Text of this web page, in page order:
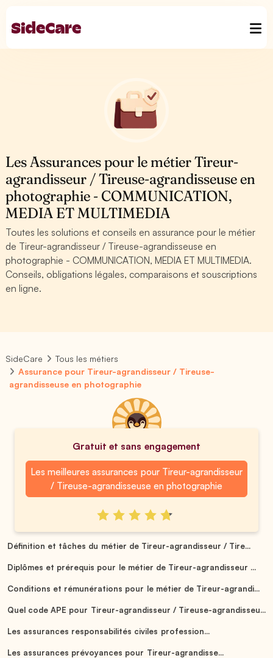
Les Assurances pour le métier Tireur-
agrandisseur / Tireuse-agrandisseuse en
photographie - COMMUNICATION,
MEDIA ET MULTIMEDIA
Toutes les solutions et conseils en assurance pour le métier
de Tireur-agrandisseur / Tireuse-agrandisseuse en
photographie - COMMUNICATION, MEDIA ET MULTIMEDIA.
Conseils, obligations légales, comparaisons et souscriptions
en ligne.
SideCare
Tous les métiers
Assurance pour Tireur-agrandisseur / Tireuse-
agrandisseuse en photographie
Gratuit et sans engagement
Les meilleures assurances pour Tireur-agrandisseur
/ Tireuse-agrandisseuse en photographie
Définition et tâches du métier de Tireur-agrandisseur / Tire...
Diplômes et prérequis pour le métier de Tireur-agrandisseur ...
Conditions et rémunérations pour le métier de Tireur-agrandi...
Quel code APE pour Tireur-agrandisseur / Tireuse-agrandisseu...
Les assurances responsabilités civiles profession...
Les assurances prévoyances pour Tireur-agrandisse...